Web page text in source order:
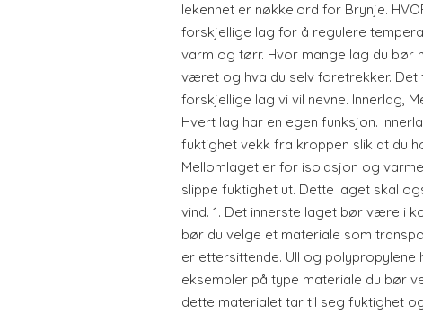
lekenhet er nøkkelord for Brynje.
forskjellige lag for å regulere
varm og tørr. Hvor mange lag du bør
været og hva du selv foretrekker. Det
forskjellige lag vi vil nevne. Innerlag,
Hvert lag har en egen funksjon.
fuktighet vekk fra kroppen slik at du
Mellomlaget er for isolasjon og
slippe fuktighet ut. Dette laget skal
vind. 1. Det innerste laget bør være i
bør du velge et materiale som
er ettersittende. Ull og polypropylene
eksempler på type materiale du bør
dette materialet tar til seg fuktighet